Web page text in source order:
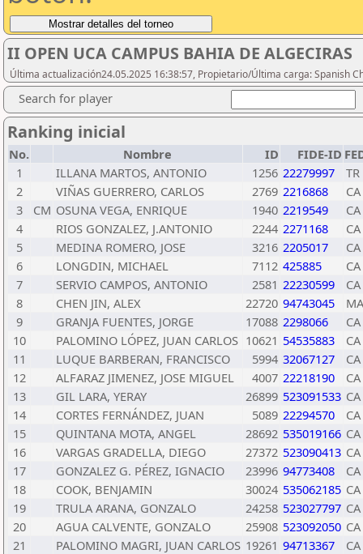
II OPEN UCA CAMPUS BAHIA DE ALGECIRAS
Última actualización24.05.2025 16:38:57, Propietario/Última carga: Spanish
Search for player
Ranking inicial
No. Nombre ID FIDE-ID
1
ILLANA MARTOS, ANTONIO 1256 22279997
TR
2
VIÑAS GUERRERO, CARLOS 2769 2216868
CA
3
CM OSUNA VEGA, ENRIQUE 1940 2219549
CA
4
RIOS GONZALEZ, J.ANTONIO 2244 2271168
CA
5
MEDINA ROMERO, JOSE 3216 2205017
CA
6
LONGDIN, MICHAEL 7112 425885
CA
7
SERVIO CAMPOS, ANTONIO 2581 22230599
CA
8
CHEN JIN, ALEX 22720 94743045
MA
9
GRANJA FUENTES, JORGE 17088 2298066
CA
10
PALOMINO LÓPEZ, JUAN CARLOS 10621 54535883
CA
11
LUQUE BARBERAN, FRANCISCO 5994 32067127
CA
12
ALFARAZ JIMENEZ, JOSE MIGUEL 4007 22218190
CA
13
GIL LARA, YERAY 26899 523091533 CA
14
CORTES FERNÁNDEZ, JUAN 5089 22294570
CA
15
QUINTANA MOTA, ANGEL 28692 535019166 CA
16
VARGAS GRADELLA, DIEGO 27372 523090413 CA
17
GONZALEZ G. PÉREZ, IGNACIO 23996 94773408
CA
18
COOK, BENJAMIN 30024 535062185 CA
19
TRULA ARANA, GONZALO 24258 523027797 CA
20
AGUA CALVENTE, GONZALO 25908 523092050 CA
21
PALOMINO MAGRI, JUAN CARLOS 19261 94713367
CA